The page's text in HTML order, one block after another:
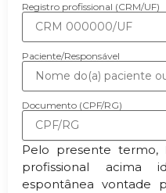
Registro profissional (CRM/UF)
Paciente/Responsável
Documento (CPF/RG)
Pelo presente termo,
profissional acima
espontânea vontade